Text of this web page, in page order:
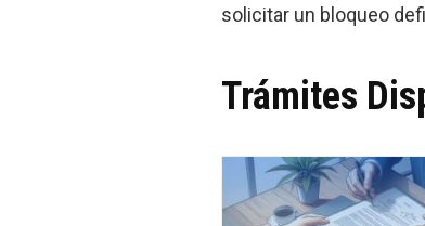
solicitar un bloqueo
Trámites